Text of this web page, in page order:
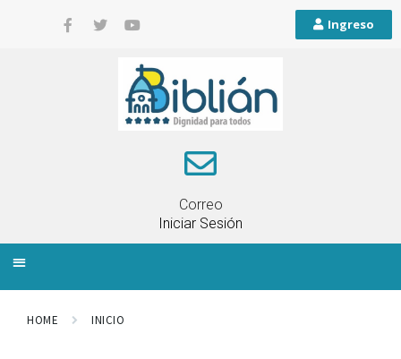
Ingreso
Correo
Iniciar Sesión
HOME INICIO